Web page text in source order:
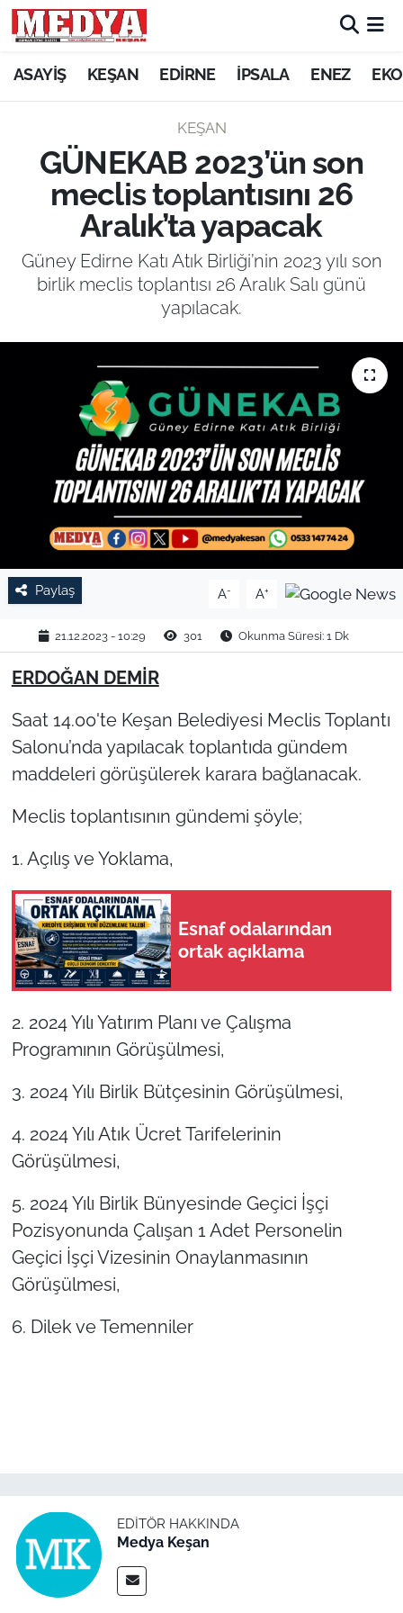
ASAYİŞ KEŞAN EDİRNE İPSALA ENEZ
KEŞAN
GÜNEKAB 2023’ün son
meclis toplantısını 26
Aralık’ta yapacak
Güney Edirne Katı Atık Birliği’nin 2023 yılı son
birlik meclis toplantısı 26 Aralık Salı günü
yapılacak.
Paylaş A- A+
21.12.2023 - 10:29 301 Okunma Süresi: 1 Dk
ERDOĞAN DEMİR
Saat 14.00'te Keşan Belediyesi Meclis Toplantı
Salonu’nda yapılacak toplantıda gündem
maddeleri görüşülerek karara bağlanacak.
Meclis toplantısının gündemi şöyle;
1. Açılış ve Yoklama,
Esnaf odalarından
ortak açıklama
2. 2024 Yılı Yatırım Planı ve Çalışma
Programının Görüşülmesi,
3. 2024 Yılı Birlik Bütçesinin Görüşülmesi,
4. 2024 Yılı Atık Ücret Tarifelerinin
Görüşülmesi,
5. 2024 Yılı Birlik Bünyesinde Geçici İşçi
Pozisyonunda Çalışan 1 Adet Personelin
Geçici İşçi Vizesinin Onaylanmasının
Görüşülmesi,
6. Dilek ve Temenniler
EDITÖR HAKKINDA
Medya Keşan
KEŞAN
ASAYİŞ
SİYASET
GÜNDEM
SAĞLIK
EĞİTİM
TARIM VE HAYVANCILIK
KÜLTÜR SANAT
RESMİ İLAN
SPOR
EDİRNE
TEKİRDAĞ
KIRKLARELİ
TÜRKİYE
Bölge
Güvenlik
Genel
Politika
Dış Haberler
Magazin
İş Dünyası
Bilim Teknoloji